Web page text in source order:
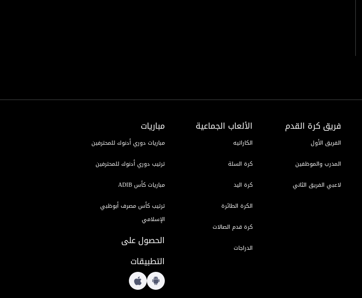
فريق كرة القدم
الفريق الأول
المدرب والموظفين
لاعبي الفريق الثاني
الألعاب الجماعية
الكاراتيه
كرة السلة
كرة اليد
الكرة الطائرة
كرة قدم الصالات
الدراجات
مباريات
مباريات دوري أدنوك للمحترفين
ترتيب دوري أدنوك للمحترفين
مباريات كأس ADIB
ترتيب كأس مصرف أبوظبي
الإسلامي
الحصول على
التطبيقات